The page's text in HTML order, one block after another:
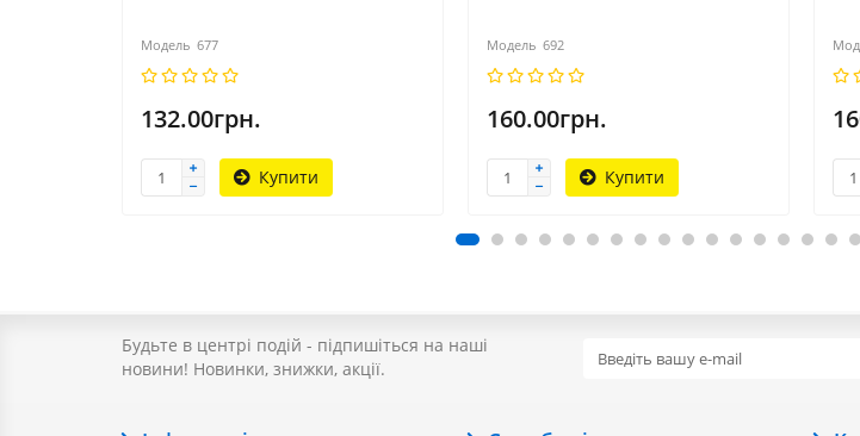
677
132.00грн.
Купити
692
160.00грн.
Купити
Будьте в центрі подій - підпишіться на наші
новини! Новинки, знижки, акції.